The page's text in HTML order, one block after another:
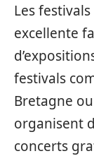
Les
excellente
festivals
Bretagne ou
organisent
concerts